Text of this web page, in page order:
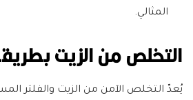
المثالي.
التخلص من الزيت
يُعدّ التخلص الآمن من الزيت والفلتر